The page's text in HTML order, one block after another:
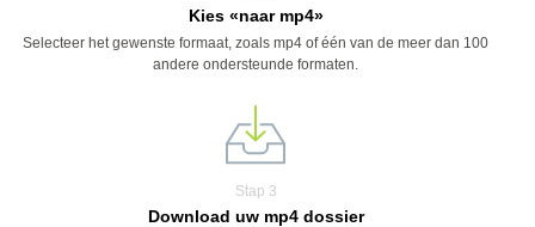
Kies «naar mp4»
Selecteer het gewenste formaat, zoals mp4 of één van de meer dan 100
andere ondersteunde formaten.
Stap 3
Download uw mp4 dossier